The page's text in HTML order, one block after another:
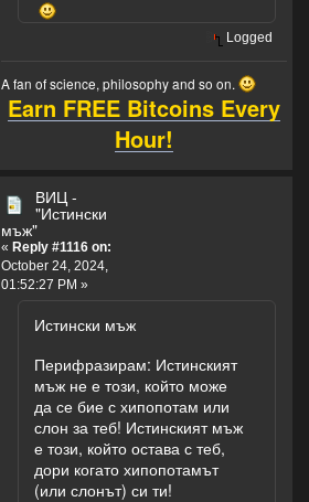
Logged
A fan of science, philosophy and so on.
Earn FREE Bitcoins Every
Hour!
ВИЦ -
"Истински
мъж"
« Reply #1116 on:
October 24, 2024,
01:52:27 PM »
Истински мъж
Перифразирам: Истинският
мъж не е този, който може
да се бие с хипопотам или
слон за теб! Истинският мъж
е този, който остава с теб,
дори когато хипопотамът
(или слонът) си ти!